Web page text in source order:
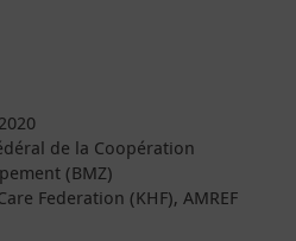
de la Coopération
(BMZ)
Federation (KHF), AMREF